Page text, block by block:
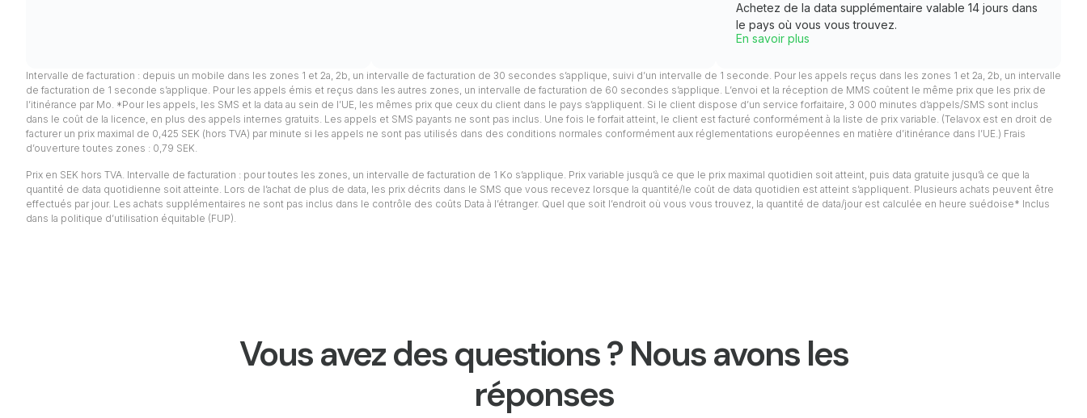
Achetez de la data supplémentaire valable 14 jours dans
le pays où vous vous trouvez.
En savoir plus
Intervalle de facturation : depuis un mobile dans les zones 1 et 2a, 2b, un intervalle de facturation de 30 secondes s’applique, suivi d’un intervalle de 1 seconde. Pour les appels reçus dans les zones 1 et 2a, 2b, un intervalle
de facturation de 1 seconde s’applique. Pour les appels émis et reçus dans les autres zones, un intervalle de facturation de 60 secondes s’applique. L’envoi et la réception de MMS coûtent le même prix que les prix de
l’itinérance par Mo. *Pour les appels, les SMS et la data au sein de l’UE, les mêmes prix que ceux du client dans le pays s’appliquent. Si le client dispose d’un service forfaitaire, 3 000 minutes d’appels/SMS sont inclus
dans le coût de la licence, en plus des appels internes gratuits. Les appels et SMS payants ne sont pas inclus. Une fois le forfait atteint, le client est facturé conformément à la liste de prix variable. (Telavox est en droit de
facturer un prix maximal de 0,425 SEK (hors TVA) par minute si les appels ne sont pas utilisés dans des conditions normales conformément aux réglementations européennes en matière d’itinérance dans l’UE.) Frais
d’ouverture toutes zones : 0,79 SEK.
Prix en SEK hors TVA. Intervalle de facturation : pour toutes les zones, un intervalle de facturation de 1 Ko s’applique. Prix variable jusqu’à ce que le prix maximal quotidien soit atteint, puis data gratuite jusqu’à ce que la
quantité de data quotidienne soit atteinte. Lors de l’achat de plus de data, les prix décrits dans le SMS que vous recevez lorsque la quantité/le coût de data quotidien est atteint s’appliquent. Plusieurs achats peuvent être
effectués par jour. Les achats supplémentaires ne sont pas inclus dans le contrôle des coûts Data à l’étranger. Quel que soit l’endroit où vous vous trouvez, la quantité de data/jour est calculée en heure suédoise* Inclus
dans la politique d’utilisation équitable (FUP).
Vous avez des questions ? Nous avons les
réponses